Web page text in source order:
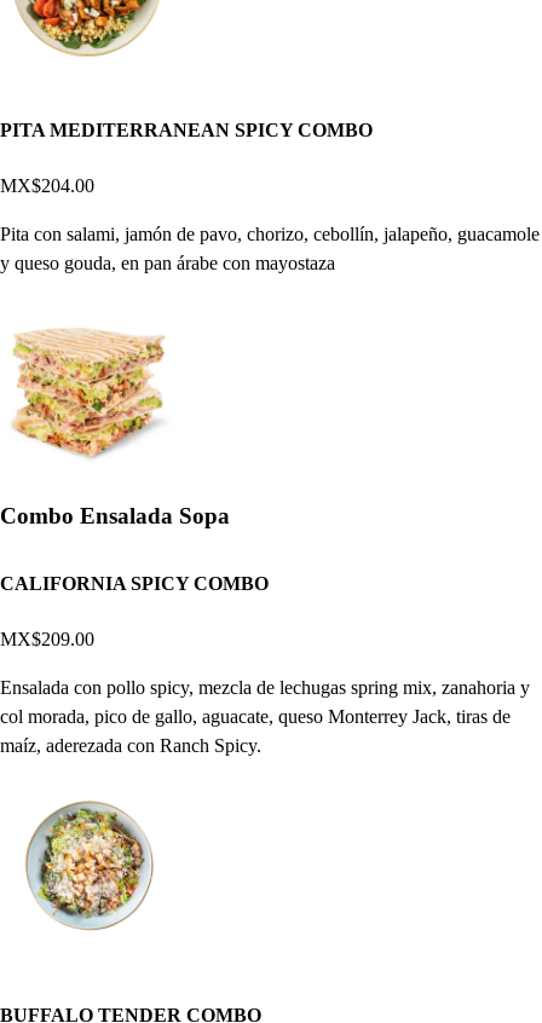
PITA MEDITERRANEAN SPICY COMBO
MX$204.00
Pita con salami, jamón de pavo, chorizo, cebollín, jalapeño, guacamole
y queso gouda, en pan árabe con mayostaza
Combo Ensalada Sopa
CALIFORNIA SPICY COMBO
MX$209.00
Ensalada con pollo spicy, mezcla de lechugas spring mix, zanahoria y
col morada, pico de gallo, aguacate, queso Monterrey Jack, tiras de
maíz, aderezada con Ranch Spicy.
BUFFALO TENDER COMBO